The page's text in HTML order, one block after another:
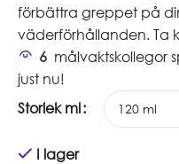
förbättra greppet på
väderförhållanden. Ta
6 målvaktskollegor
just nu!
Storlek ml
I lager